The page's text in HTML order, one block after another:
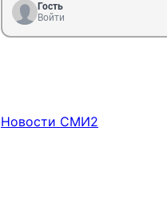
Гость
Войти
Новости СМИ2